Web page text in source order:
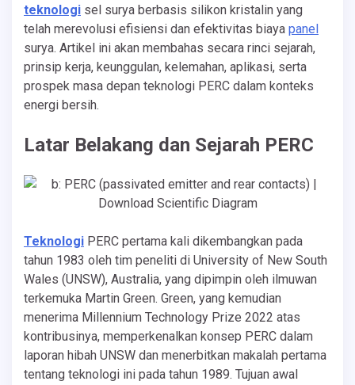
teknologi sel surya berbasis silikon kristalin yang
telah merevolusi efisiensi dan efektivitas biaya panel
surya. Artikel ini akan membahas secara rinci sejarah,
prinsip kerja, keunggulan, kelemahan, aplikasi, serta
prospek masa depan teknologi PERC dalam konteks
energi bersih.
Latar Belakang dan Sejarah PERC
Teknologi PERC pertama kali dikembangkan pada
tahun 1983 oleh tim peneliti di University of New South
Wales (UNSW), Australia, yang dipimpin oleh ilmuwan
terkemuka Martin Green. Green, yang kemudian
menerima Millennium Technology Prize 2022 atas
kontribusinya, memperkenalkan konsep PERC dalam
laporan hibah UNSW dan menerbitkan makalah pertama
tentang teknologi ini pada tahun 1989. Tujuan awal